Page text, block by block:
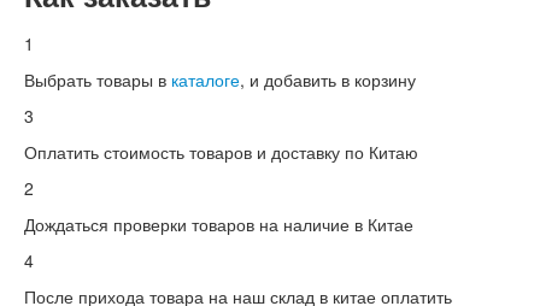
1
Выбрать товары в каталоге, и добавить в корзину
3
Оплатить стоимость товаров и доставку по Китаю
2
Дождаться проверки товаров на наличие в Китае
4
После прихода товара на наш склад в китае оплатить